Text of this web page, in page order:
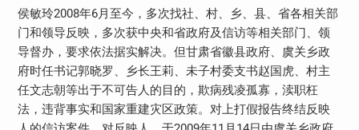
侯敏玲2008年6月至今，多次找社、村、乡、县、省各相关部
门和领导反映，多次获中央和省政府及信访等相关部门、领
导督办，要求依法据实解决。但甘肃省徽县政府、虞关乡政
府时任书记郭晓罗、乡长王莉、未子村委支书赵国虎、村主
任文志朝等出于不可告人的目的，欺病残凌孤寡，渎职枉
法，违背事实和国家重建灾区政策。对上打假报告终结反映